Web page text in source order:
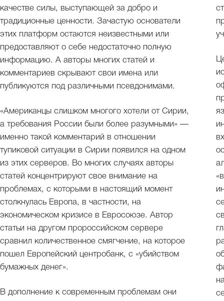
качестве силы, выступающей за добро и
традиционные ценности. Зачастую основатели
этих платформ остаются неизвестными или
предоставляют о себе недостаточно полную
информацию. А авторы многих статей и
комментариев скрывают свои имена или
публикуются под различными псевдонимами.
«Американцы слишком многого хотели от Сирии,
а требования России были более разумными» —
именно такой комментарий в отношении
тупиковой ситуации в Сирии появился на одном
из этих серверов. Во многих случаях авторы
статей концентрируют свое внимание на
проблемах, с которыми в настоящий момент
столкнулась Европа, в частности, на
экономическом кризисе в Евросоюзе. Автор
статьи на другом пророссийском сервере
сравнил количественное смягчение, на которое
пошел Европейский центробанк, с «убийством
бумажных денег».
В дополнение к современным проблемам они